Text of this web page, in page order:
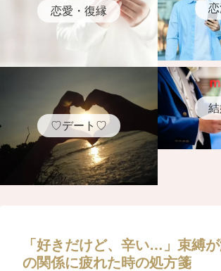
恋愛・復縁
♡デート♡
「好きだけど、辛い…」束縛
の関係に疲れた時の処方箋